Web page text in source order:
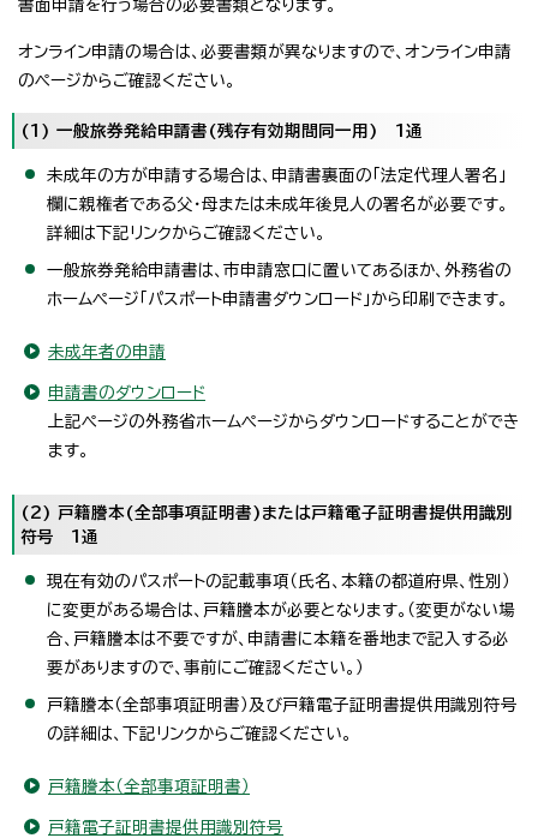
書面申請を行う場合の必要書類となります。
オンライン申請の場合は、必要書類が異なりますので、オンライン申請
のページからご確認ください。
(1) 一般旅券発給申請書(残存有効期間同一用) 1通
未成年の方が申請する場合は、申請書裏面の「法定代理人署名」
欄に親権者である父・母または未成年後見人の署名が必要です。
詳細は下記リンクからご確認ください。
一般旅券発給申請書は、市申請窓口に置いてあるほか、外務省の
ホームページ「パスポート申請書ダウンロード」から印刷できます。
未成年者の申請
申請書のダウンロード
上記ページの外務省ホームページからダウンロードすることができ
ます。
(2) 戸籍謄本(全部事項証明書)または戸籍電子証明書提供用識別
符号 1通
現在有効のパスポートの記載事項（氏名、本籍の都道府県、性別）
に変更がある場合は、戸籍謄本が必要となります。（変更がない場
合、戸籍謄本は不要ですが、申請書に本籍を番地まで記入する必
要がありますので、事前にご確認ください。）
戸籍謄本（全部事項証明書）及び戸籍電子証明書提供用識別符号
の詳細は、下記リンクからご確認ください。
戸籍謄本（全部事項証明書）
戸籍電子証明書提供用識別符号